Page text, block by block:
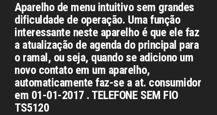
Aparelho de menu intuitivo sem grandes
dificuldade de operação. Uma função
interessante neste aparelho é que ele faz
a atualização de agenda do principal para
o ramal, ou seja, quando se adiciono um
novo contato em um aparelho,
automaticamente faz-se a at. consumidor
em 01-01-2017 . TELEFONE SEM FIO
TS5120